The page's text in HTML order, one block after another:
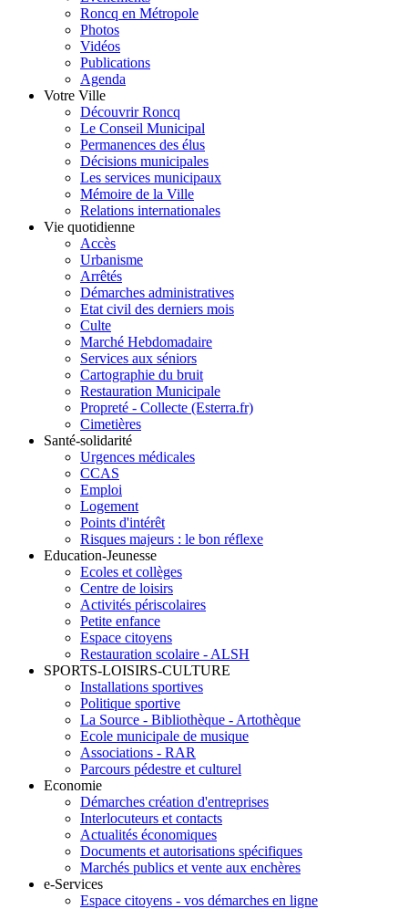
Roncq en Métropole
Photos
Vidéos
Publications
Agenda
Votre Ville
Découvrir Roncq
Le Conseil Municipal
Permanences des élus
Décisions municipales
Les services municipaux
Mémoire de la Ville
Relations internationales
Vie quotidienne
Accès
Urbanisme
Arrêtés
Démarches administratives
Etat civil des derniers mois
Culte
Marché Hebdomadaire
Services aux séniors
Cartographie du bruit
Restauration Municipale
Propreté - Collecte (Esterra.fr)
Cimetières
Santé-solidarité
Urgences médicales
CCAS
Emploi
Logement
Points d'intérêt
Risques majeurs : le bon réflexe
Education-Jeunesse
Ecoles et collèges
Centre de loisirs
Activités périscolaires
Petite enfance
Espace citoyens
Restauration scolaire - ALSH
SPORTS-LOISIRS-CULTURE
Installations sportives
Politique sportive
La Source - Bibliothèque - Artothèque
Ecole municipale de musique
Associations - RAR
Parcours pédestre et culturel
Economie
Démarches création d'entreprises
Interlocuteurs et contacts
Actualités économiques
Documents et autorisations spécifiques
Marchés publics et vente aux enchères
e-Services
Espace citoyens - vos démarches en ligne